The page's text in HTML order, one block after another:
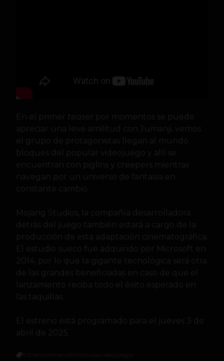
En el primer teaser por momentos se puede
apreciar una leve similitud con Jumanji, vemos
el grupo de protagonistas llegan al mundo
bloques del popular videojuego y allí se
encuentran con piglins y creepers mientras
navegan por un universo de fantasía en
constante cambio.
Mojang Studios, la compañía desarrolladora
detrás del juego también estará a cargo de la
producción de esta adaptación cinematográfica.
El estudio sueco fue adquirido por Microsoft en
2014, por lo que la gigante tecnológica será otra
de las grandes beneficiadas en caso de que el
lanzamiento reciba todo el éxito esperado en
las taquillas.
El estreno está programado para el jueves 3 de
abril de 2025.